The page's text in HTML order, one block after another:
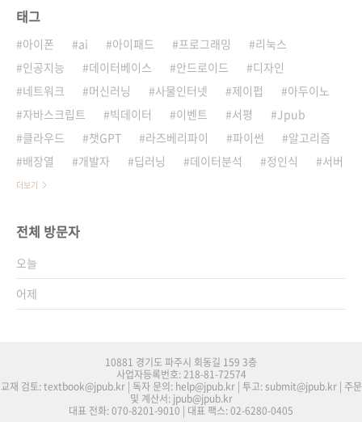
태그
아이폰 ai 아이패드 프로그래밍
리눅스
인공지능
데이터베이스 안드로이드
디자인
네트워크
머신러닝 사물인터넷 제이펍
아두이노
자바스크립트
빅데이터 이벤트 서평
Jpub
클라우드
챗GPT 라즈베리파이 파이썬
알고리즘
배장열
개발자 딥러닝 데이터분석 정인식 서버
더보기
전체 방문자
오늘
어제
10881 경기도 파주시 회동길 159 3층
사업자등록번호: 218-81-72574
교재 검토: textbook@jpub.kr | 독자 문의: help@jpub.kr | 투고: submit@jpub.kr | 주문
및 계산서: jpub@jpub.kr
대표 전화: 070-8201-9010 | 대표 팩스: 02-6280-0405